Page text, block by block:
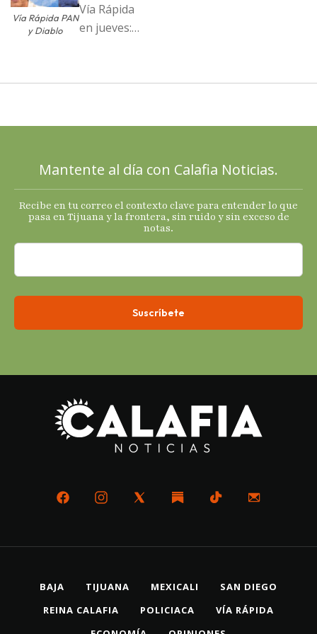
Vía Rápida PAN
y Diablo
Vía Rápida
en jueves:
cartas; El
Mantente al día con Calafia Noticias.
Recibe en tu correo el contexto clave para entender lo que
pasa en Tijuana y la frontera, sin ruido y sin exceso de
notas.
BAJA TIJUANA MEXICALI
SAN DIEGO
REINA CALAFIA
POLICIACA
VÍA RÁPIDA